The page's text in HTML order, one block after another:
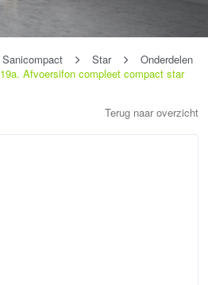
Sanicompact Star
Onderdelen
19a. Afvoersifon compleet compact star
Terug naar overzicht